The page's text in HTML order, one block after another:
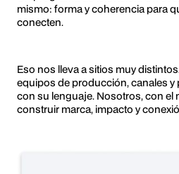
mismo: forma y coherencia para
conecten.
Eso nos lleva a sitios muy
equipos de producción, canales y
con su lenguaje. Nosotros, con el
construir marca, impacto y